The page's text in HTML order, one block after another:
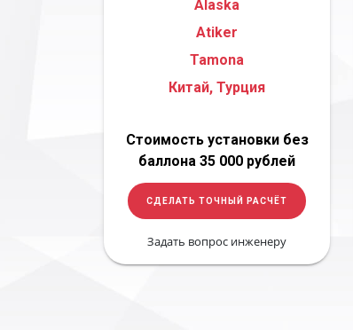
Alaska
Atiker
Tamona
Китай, Турция
Стоимость установки без
баллона 35 000 рублей
СДЕЛАТЬ ТОЧНЫЙ РАСЧЁТ
Задать вопрос инженеру